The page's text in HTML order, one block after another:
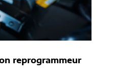
reprogrammeur